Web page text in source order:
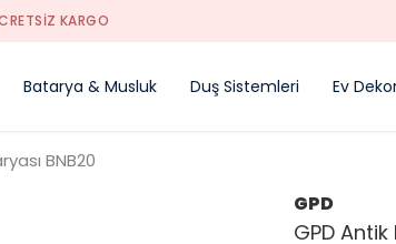
YENI SEZON ÜRÜNLER
Batarya & Musluk Duş Sistemleri Ev
BNB20
GPD
GPD